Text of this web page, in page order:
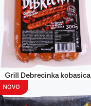
Grill Debrecinka kobasica
NOVO